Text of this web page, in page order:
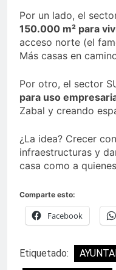
Por un lado, el
150.000 m² para
acceso norte (el
Más casas en
Por otro, el sector
para uso
Zabal y creando
¿La idea? Crecer
infraestructuras y
casa como a
Comparte esto:
Facebook
Etiquetado: